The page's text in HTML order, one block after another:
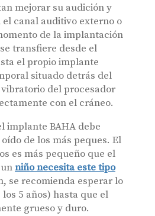
mejorar su audición y
canal auditivo externo o
de la implantación
transfiere desde el
el propio implante
situado detrás del
del procesador
con el cráneo.
implante BAHA debe
de los más peques. El
es más pequeño que el
niño necesita este tipo
se recomienda esperar lo
5 años) hasta que el
grueso y duro.